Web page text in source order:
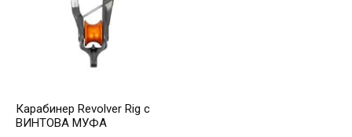
Карабинер Revolver Rig с
ВИНТОВА МУФА